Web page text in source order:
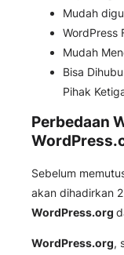
Mudah
WordPress
Mudah
Bisa
Pihak
Perbedaan
Sebelum
akan dihadirkan
WordPress.org
WordPress.org,